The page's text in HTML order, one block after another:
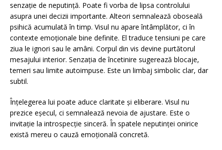
senzație de neputință. Poate fi vorba de lipsa controlului
asupra unei decizii importante. Alteori semnalează oboseală
psihică acumulată în timp. Visul nu apare întâmplător, ci în
contexte emoționale bine definite. El traduce tensiuni pe care
ziua le ignori sau le amâni. Corpul din vis devine purtătorul
mesajului interior. Senzația de încetinire sugerează blocaje,
temeri sau limite autoimpuse. Este un limbaj simbolic clar, dar
subtil.
Înțelegerea lui poate aduce claritate și eliberare. Visul nu
prezice eșecul, ci semnalează nevoia de ajustare. Este o
invitație la introspecție sinceră. În spatele neputinței onirice
există mereu o cauză emoțională concretă.